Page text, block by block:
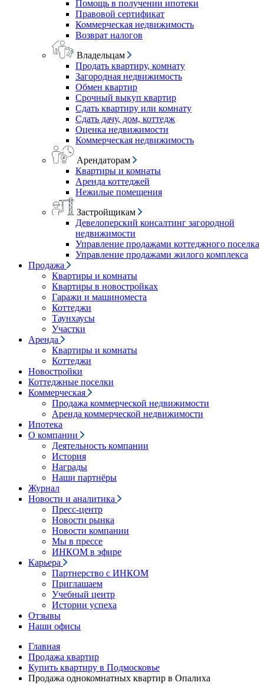
Помощь в получении ипотеки
Правовой сертификат
Коммерческая недвижимость
Возврат налогов
Владельцам
Продать квартиру, комнату
Загородная недвижимость
Обмен квартир
Срочный выкуп квартир
Сдать квартиру или комнату
Сдать дачу, дом, коттедж
Оценка недвижимости
Коммерческая недвижимость
Арендаторам
Квартиры и комнаты
Аренда коттеджей
Нежилые помещения
Застройщикам
Девелоперский консалтинг загородной
недвижимости
Управление продажами коттеджного поселка
Управление продажами жилого комплекса
Продажа
Квартиры и комнаты
Квартиры в новостройках
Гаражи и машиноместа
Коттеджи
Таунхаусы
Участки
Аренда
Квартиры и комнаты
Коттеджи
Новостройки
Коттеджные поселки
Коммерческая
Продажа коммерческой недвижимости
Аренда коммерческой недвижимости
Ипотека
О компании
Деятельность компании
История
Награды
Наши партнёры
Журнал
Новости и аналитика
Пресс-центр
Новости рынка
Новости компании
Мы в прессе
ИНКОМ в эфире
Карьера
Партнерство с ИНКОМ
Приглашаем
Учебный центр
Истории успеха
Отзывы
Наши офисы
Главная
Продажа квартир
Купить квартиру в Подмосковье
Продажа однокомнатных квартир в Опалиха